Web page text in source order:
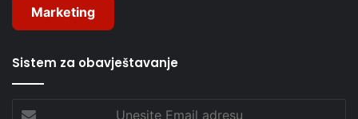
Marketing
Sistem za obavještavanje